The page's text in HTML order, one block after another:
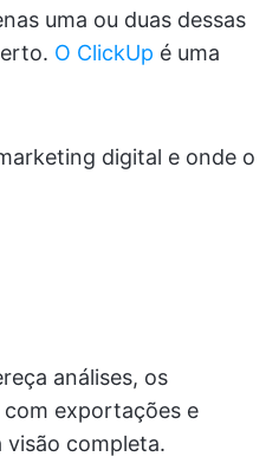
uma ou duas dessas
O ClickUp é uma
digital e onde o
análises, os
exportações e
visão completa.